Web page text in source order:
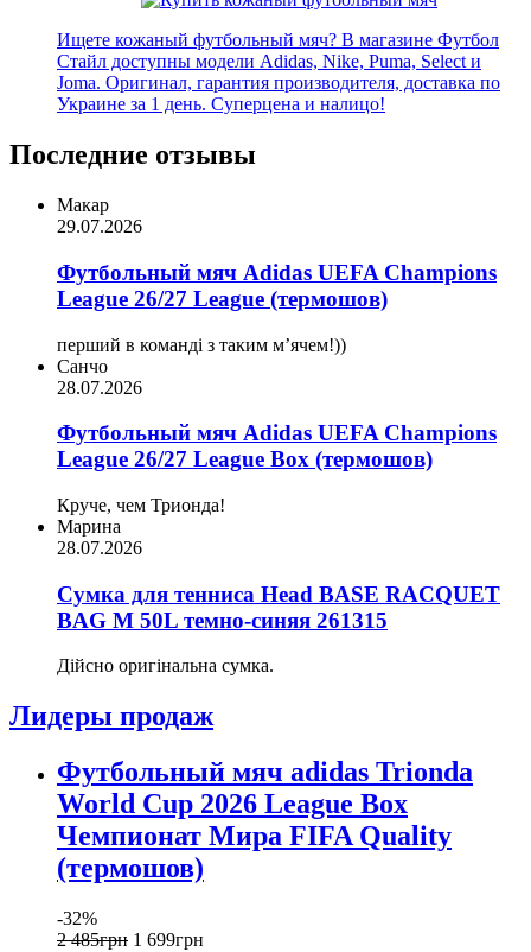
Ищете кожаный футбольный мяч? В магазине Футбол
Стайл доступны модели Adidas, Nike, Puma, Select и
Joma. Оригинал, гарантия производителя, доставка по
Украине за 1 день. Суперцена и налицо!
Последние отзывы
Макар
29.07.2026
Футбольный мяч Adidas UEFA Champions
League 26/27 League (термошов)
перший в команді з таким мʼячем!))
Санчо
28.07.2026
Футбольный мяч Adidas UEFA Champions
League 26/27 League Box (термошов)
Круче, чем Трионда!
Марина
28.07.2026
Сумка для тенниса Head BASE RACQUET
BAG M 50L темно-синяя 261315
Дійсно оригінальна сумка.
Лидеры продаж
Футбольный мяч adidas Trionda
World Cup 2026 League Box
Чемпионат Мира FIFA Quality
(термошов)
-32%
2 485грн 1 699грн